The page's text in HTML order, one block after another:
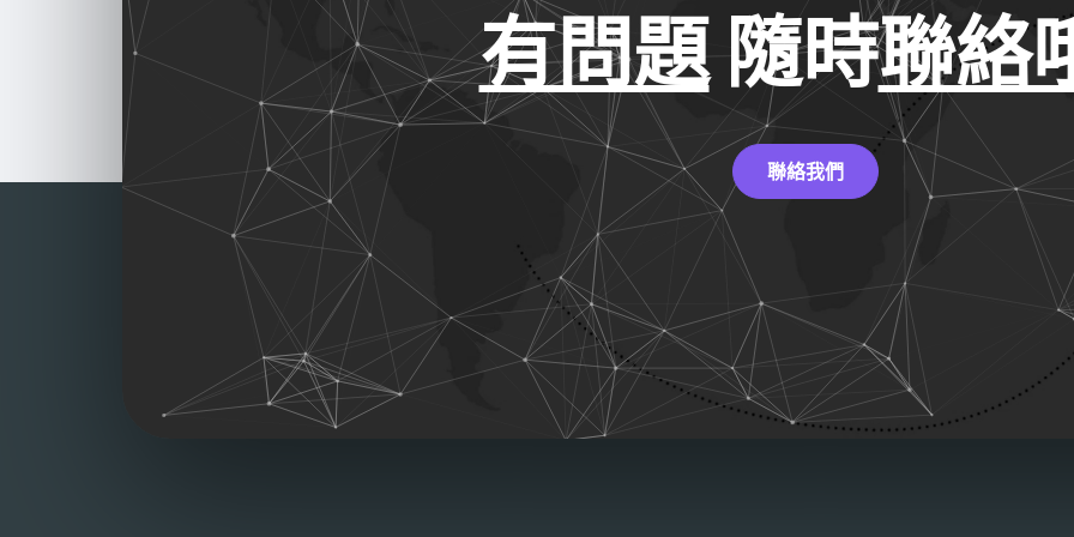
有問題隨時聯絡
聯絡我們